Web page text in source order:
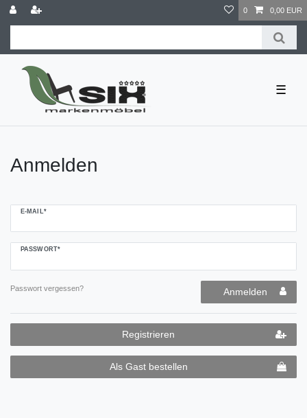
0 0,00 EUR
☰
Anmelden
E-MAIL*
PASSWORT*
Passwort vergessen? Anmelden
Registrieren
Als Gast bestellen